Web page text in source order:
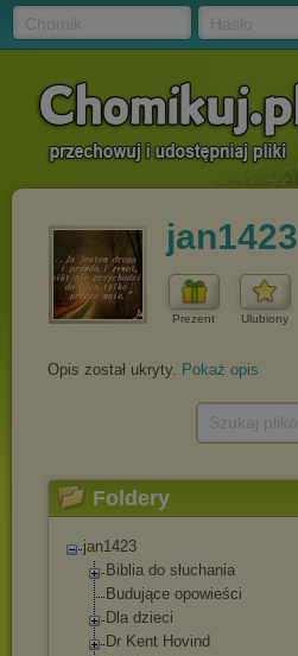
jan1423
Prezent Ulubiony
Opis został ukryty. Pokaż opis
Foldery
jan1423
Biblia do słuchania
Budujące opowieści
Dla dzieci
Dr Kent Hovind